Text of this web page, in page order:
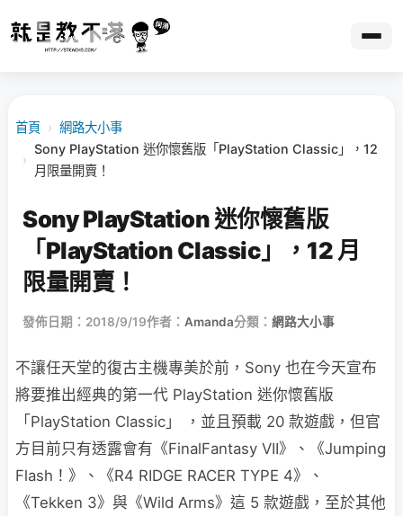
首頁 › 網路大小事
›
Sony PlayStation 迷你懷舊版「PlayStation Classic」，12
月限量開賣！
Sony PlayStation 迷你懷舊版
「PlayStation Classic」，12 月
限量開賣！
發佈日期：2018/9/19作者： Amanda分類： 網路大小事
不讓任天堂的復古主機專美於前，Sony 也在今天宣布
將要推出經典的第一代 PlayStation 迷你懷舊版
「PlayStation Classic」 ，並且預載 20 款遊戲，但官
方目前只有透露會有《FinalFantasy VII》、《Jumping
Flash！》、《R4 RIDGE RACER TYPE 4》、
《Tekken 3》與《Wild Arms》這 5 款遊戲，至於其他